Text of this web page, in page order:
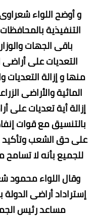
و أوضح اللواء
التنفيذية
باقى الجهات
التعديات على
منها و إزالة
المائية والأراضى
إزالة أية تعديات على
بالتنسيق مع قوات
على حق الشعب وتأكيد
للجميع بأنه لا
وقال اللواء محمود
إستراداد أراضى
مساعد رئيس